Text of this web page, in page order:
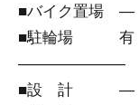
■バイク置場 ―
■駐輪場 有
―――――――
■設 計 ―